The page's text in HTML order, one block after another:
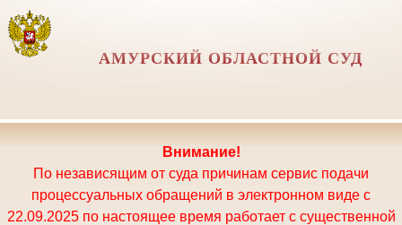
АМУРСКИЙ ОБЛАСТНОЙ СУД
Внимание!
По независящим от суда причинам сервис подачи
процессуальных обращений в электронном виде с
22.09.2025 по настоящее время работает с существенной